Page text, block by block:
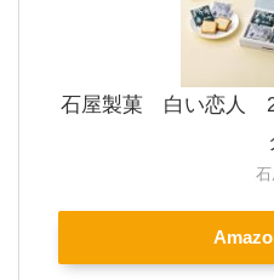
石屋製菓 白い恋人